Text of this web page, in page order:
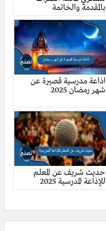
بالمقدمة والخاتمة
اذاعة مدرسية قصيرة عن
شهر رمضان 2025
حديث شريف عن المعلم
للإذاعة المدرسية 2025